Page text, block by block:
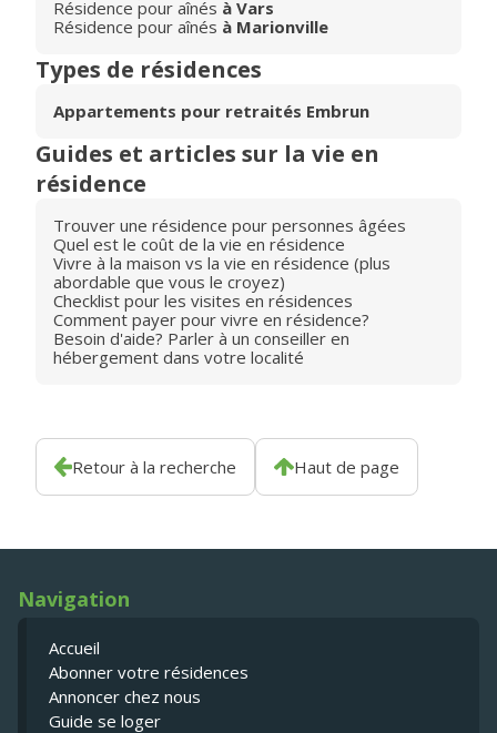
Résidence pour aînés à Vars
Résidence pour aînés à Marionville
Types de résidences
Appartements pour retraités Embrun
Guides et articles sur la vie en
résidence
Trouver une résidence pour personnes âgées
Quel est le coût de la vie en résidence
Vivre à la maison vs la vie en résidence (plus
abordable que vous le croyez)
Checklist pour les visites en résidences
Comment payer pour vivre en résidence?
Besoin d'aide? Parler à un conseiller en
hébergement dans votre localité
Retour à la recherche Haut de page
Navigation
Accueil
Abonner votre résidences
Annoncer chez nous
Guide se loger